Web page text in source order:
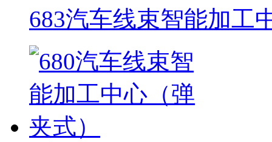
683汽车线束智能加工